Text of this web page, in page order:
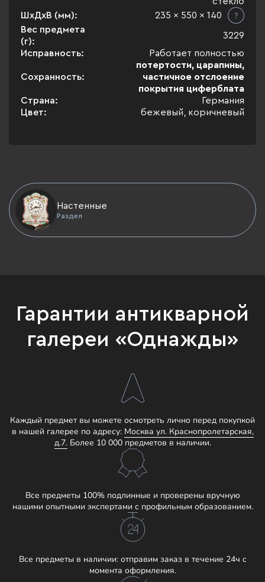
ШхДхВ (мм):
235 x 550 x 140
Вес предмета
(г):
3229
Исправность:
Работает полностью
Сохранность:
потертости, царапины,
частичное отслоение
покрытия циферблата
Страна:
Германия
Цвет:
бежевый, коричневый
Настенные
Раздел
Гарантии антикварной
галереи «Однажды»
Каждый предмет вы можете осмотреть лично перед покупкой
в нашей галерее по адресу: Москва ул. Краснопролетарская,
д.7.Более 10 000 предметов в наличии.
Все предметы 100% подлинные и проверены вручную
нашими опытными экспертами с профильным образованием.
Все предметы в наличии: отправим заказ в течение 24ч с
момента оформления.